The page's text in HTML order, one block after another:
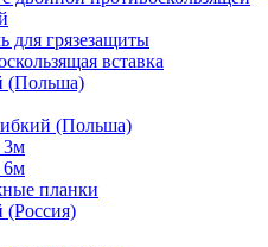
для грязезащиты
вставка
(Польша)
(Польша)
3м
6м
планки
(Россия)